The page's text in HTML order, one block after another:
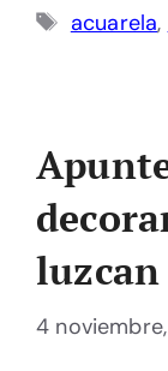
Etiquetas
acuarela,
luzcan
4